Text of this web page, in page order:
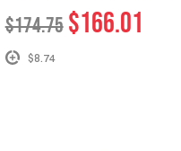
$174.75 $166.01
$8.74